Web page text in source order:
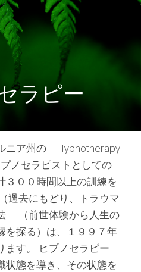
ラピー
ニア州の　Hypnotherapy
ノセラピストとしての
３００時間以上の訓練を
過去にもどり、トラウマ
　 （前世体験から人生の
を探る）は、１９９７年
ます。 ヒプノセラピー
状態を導き、その状態を